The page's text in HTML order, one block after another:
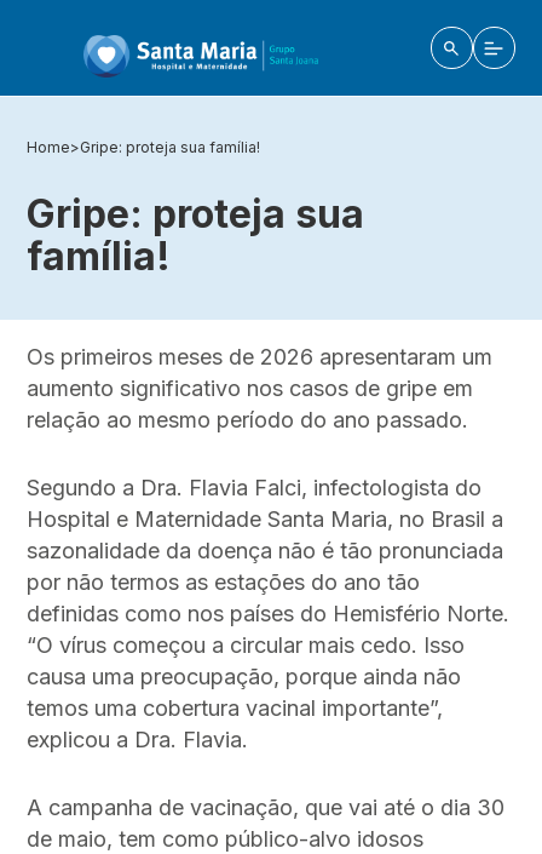
Home>Gripe: proteja sua família!
Gripe: proteja sua
família!
Os primeiros meses de 2026 apresentaram um
aumento significativo nos casos de gripe em
relação ao mesmo período do ano passado.
Segundo a Dra. Flavia Falci, infectologista do
Hospital e Maternidade Santa Maria, no Brasil a
sazonalidade da doença não é tão pronunciada
por não termos as estações do ano tão
definidas como nos países do Hemisfério Norte.
“O vírus começou a circular mais cedo. Isso
causa uma preocupação, porque ainda não
temos uma cobertura vacinal importante”,
explicou a Dra. Flavia.
A campanha de vacinação, que vai até o dia 30
de maio, tem como público-alvo idosos